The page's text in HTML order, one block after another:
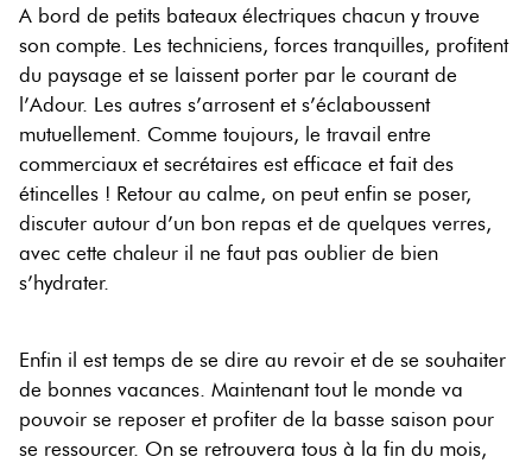
A bord de petits bateaux électriques chacun y trouve
son compte. Les techniciens, forces tranquilles, profitent
du paysage et se laissent porter par le courant de
l’Adour. Les autres s’arrosent et s’éclaboussent
mutuellement. Comme toujours, le travail entre
commerciaux et secrétaires est efficace et fait des
étincelles ! Retour au calme, on peut enfin se poser,
discuter autour d’un bon repas et de quelques verres,
avec cette chaleur il ne faut pas oublier de bien
s’hydrater.
Enfin il est temps de se dire au revoir et de se souhaiter
de bonnes vacances. Maintenant tout le monde va
pouvoir se reposer et profiter de la basse saison pour
se ressourcer. On se retrouvera tous à la fin du mois,